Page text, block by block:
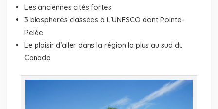
Les anciennes cités fortes
3 biosphères classées à L’UNESCO dont Pointe-
Pelée
Le plaisir d’aller dans la région la plus au sud du
Canada